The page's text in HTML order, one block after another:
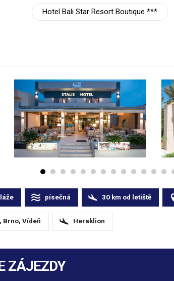
Hotel Bali Star Resort Boutique ***
písečná 30 km od letiště
Brno, Vídeň Heraklion
ZÁJEZDY